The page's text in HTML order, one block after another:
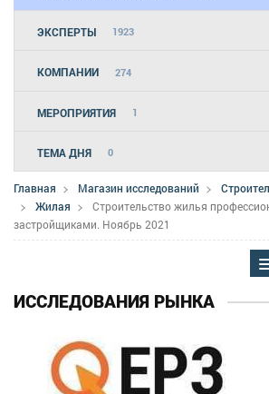
ЭКСПЕРТЫ 1923
КОМПАНИИ 274
МЕРОПРИЯТИЯ 1
ТЕМА ДНЯ 0
Главная Магазин исследований
Жилая
Строительство жилья
застройщиками. Ноябрь 2021
ИССЛЕДОВАНИЯ РЫНКА